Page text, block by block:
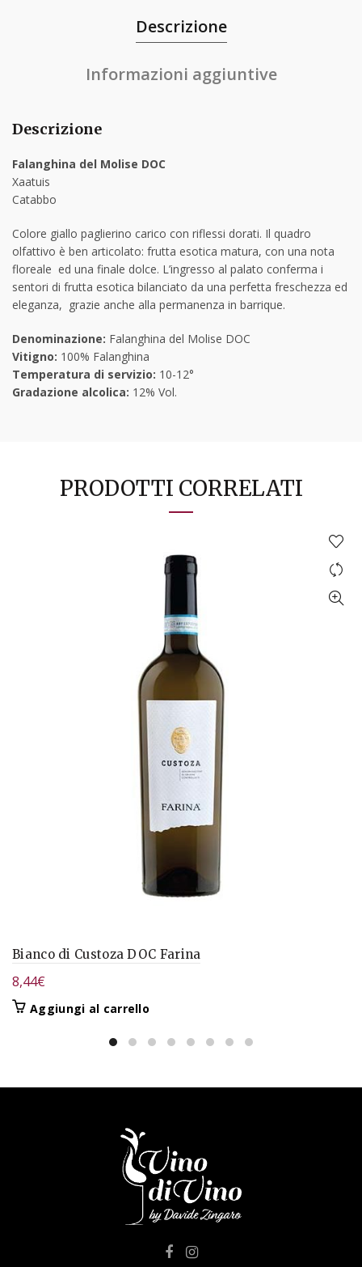
Descrizione
Informazioni aggiuntive
Descrizione
Falanghina del Molise DOC
Xaatuis
Catabbo
Colore giallo paglierino carico con riflessi dorati. Il quadro
olfattivo è ben articolato: frutta esotica matura, con una nota
floreale ed una finale dolce. L’ingresso al palato conferma i
sentori di frutta esotica bilanciato da una perfetta freschezza ed
eleganza, grazie anche alla permanenza in barrique.
Denominazione: Falanghina del Molise DOC
Vitigno: 100% Falanghina
Temperatura di servizio: 10-12°
Gradazione alcolica: 12% Vol.
PRODOTTI CORRELATI
Bianco di Custoza DOC Farina
8,44€
Aggiungi al carrello